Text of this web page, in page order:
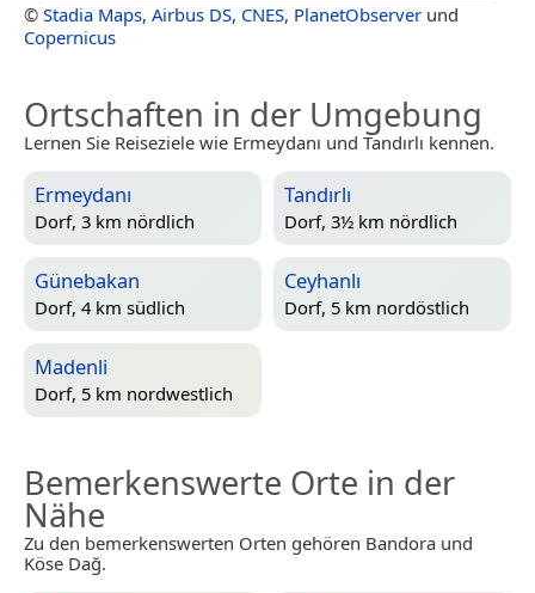
© Stadia Maps, Airbus DS, CNES, PlanetObserver und
Copernicus
Ortschaften in der Umgebung
Lernen Sie Reiseziele wie Ermeydanı und Tandırlı kennen.
Ermeydanı
Dorf, 3 km nördlich
Tandırlı
Dorf, 3½ km nördlich
Günebakan
Dorf, 4 km südlich
Ceyhanlı
Dorf, 5 km nordöstlich
Madenli
Dorf, 5 km nordwestlich
Bemerkenswerte Orte in der
Nähe
Zu den bemerkenswerten Orten gehören Bandora und
Köse Dağ.